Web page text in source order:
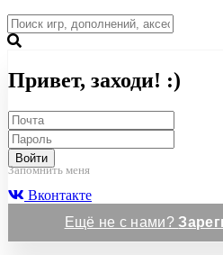
Привет, заходи! :)
Войти
Запомнить меня
Вконтакте
Ещё не с нами?